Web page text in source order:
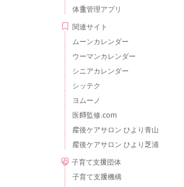
体重管理アプリ
関連サイト
ムーンカレンダー
ウーマンカレンダー
シニアカレンダー
シッテク
ヨムーノ
医師監修.com
産後ケアサロン ひより青山
産後ケアサロン ひより芝浦
子育て支援団体
子育て支援機構